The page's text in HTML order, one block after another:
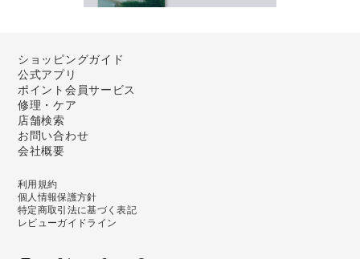
ショッピングガイド
公式アプリ
ポイント会員サービス
修理・ケア
店舗検索
お問い合わせ
会社概要
利用規約
個人情報保護方針
特定商取引法に基づく表記
レビューガイドライン